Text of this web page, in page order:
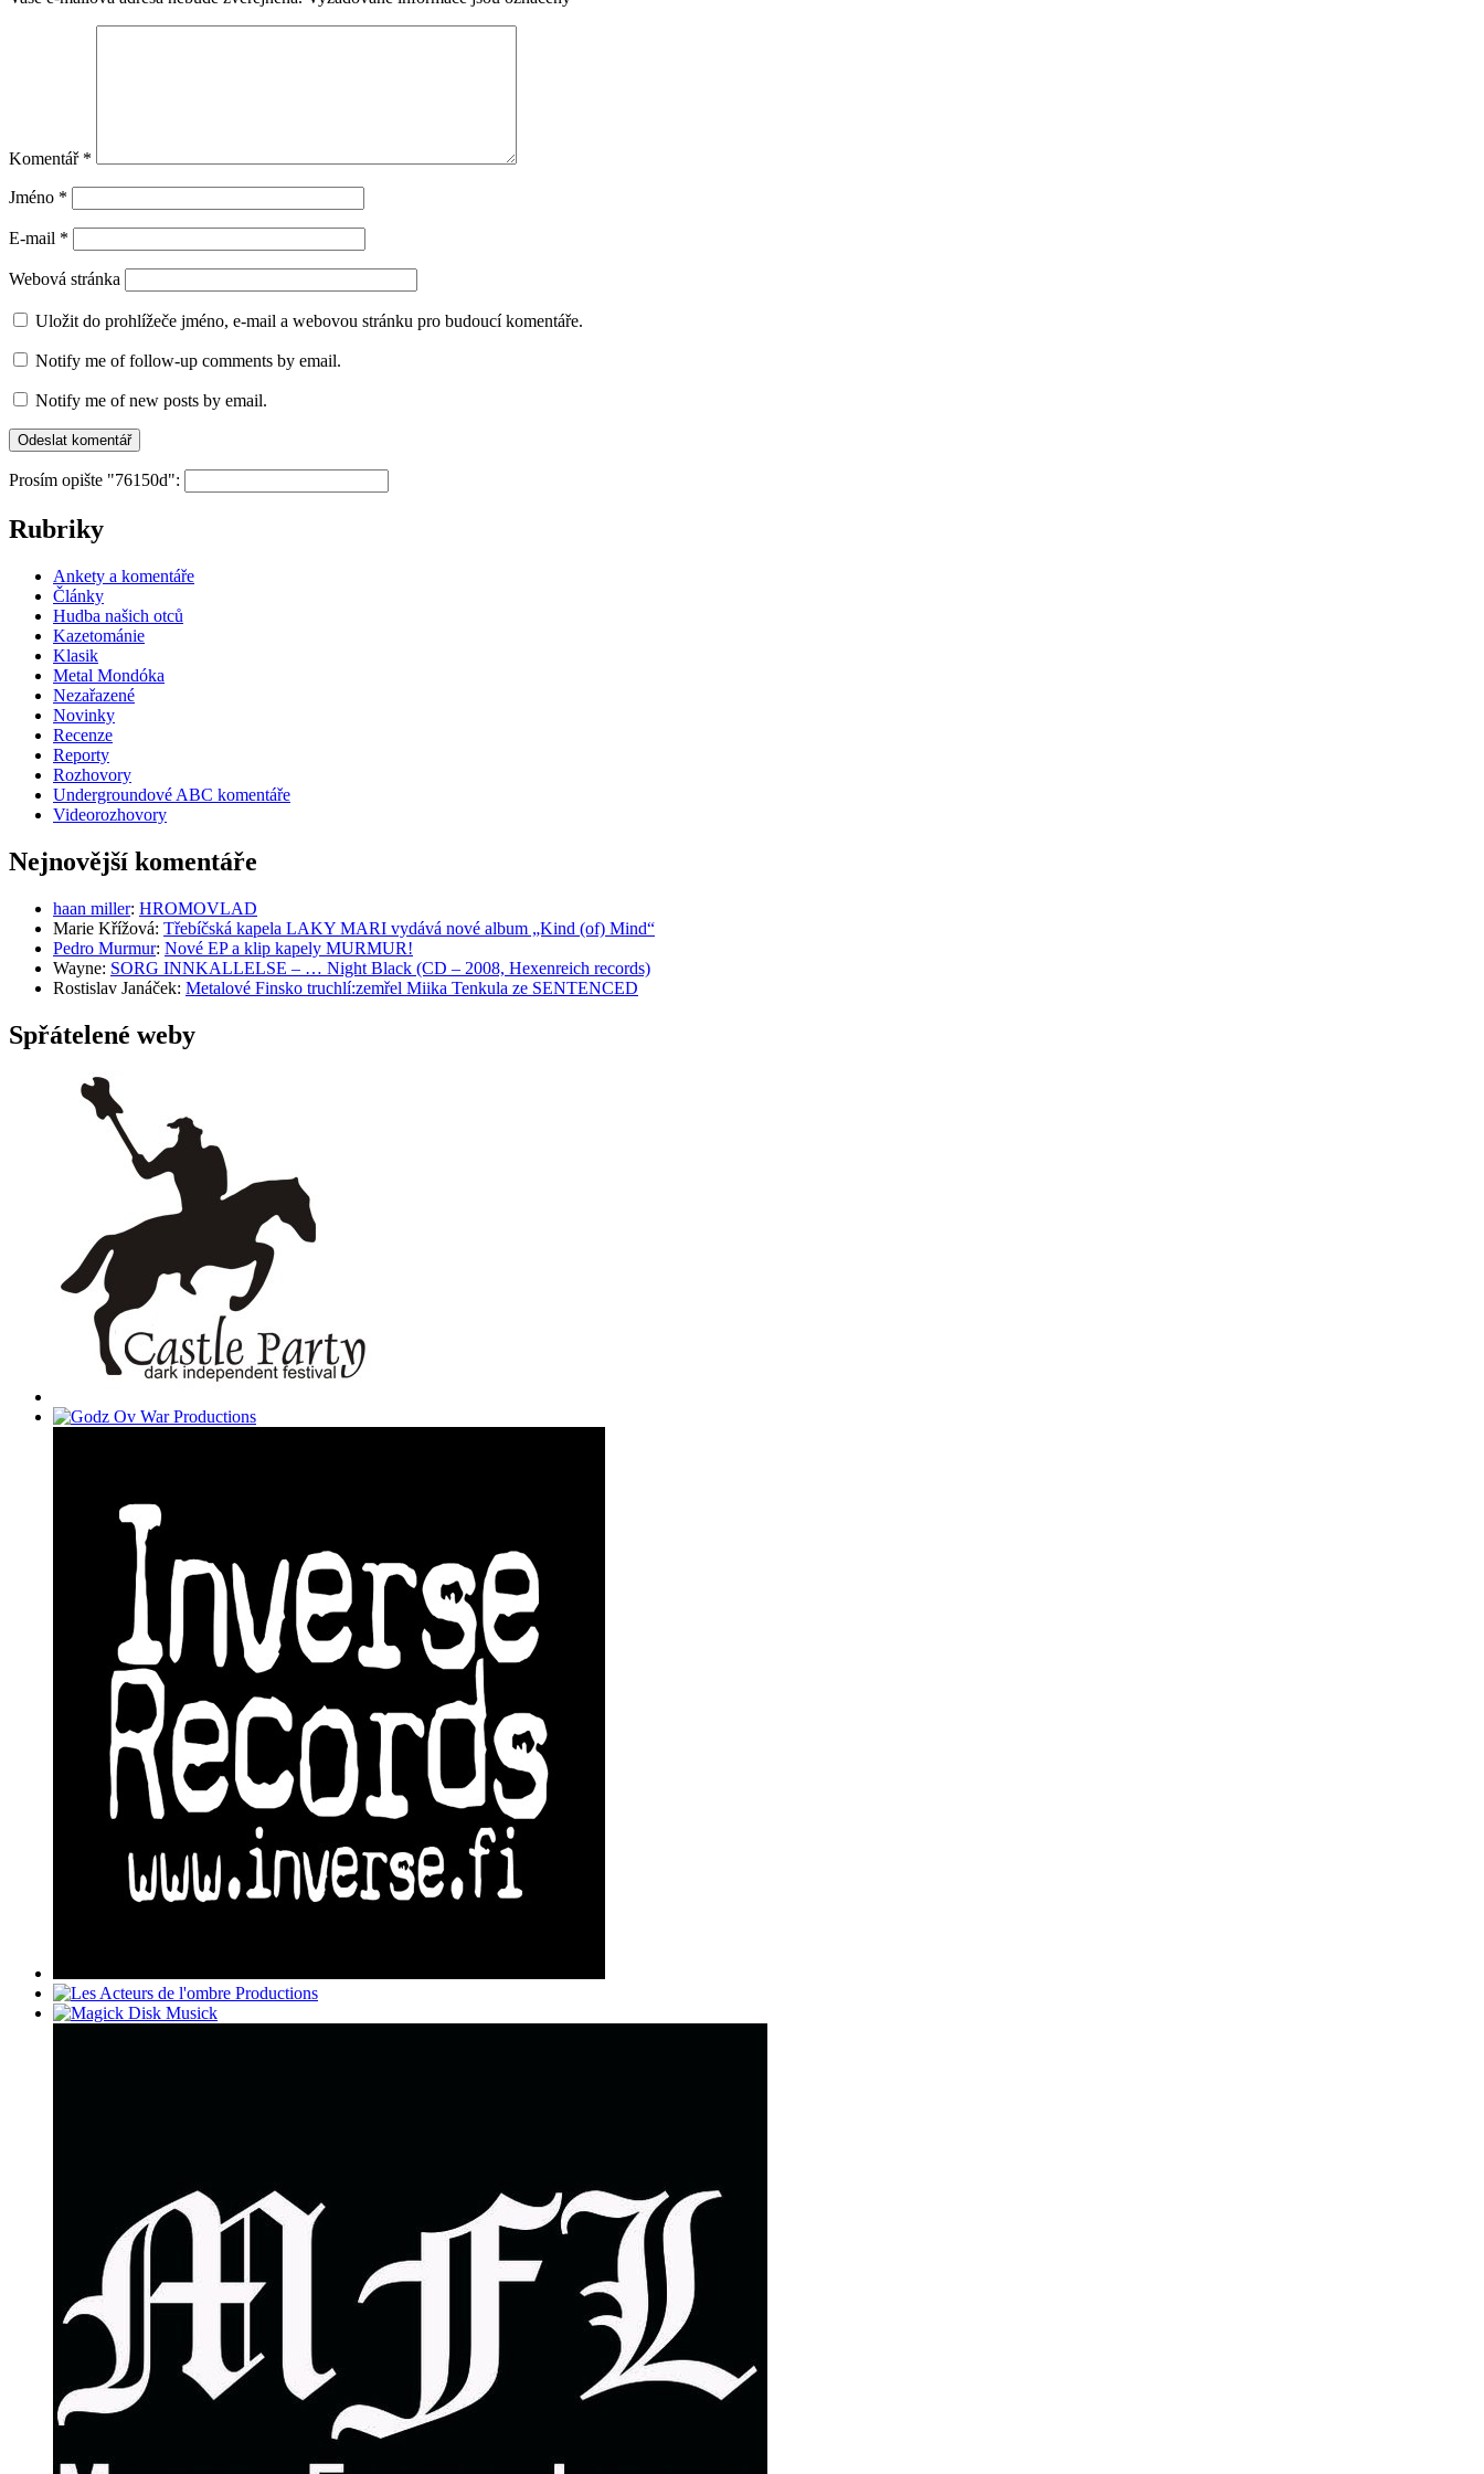
Komentář *
Jméno *
E-mail *
Webová stránka
Uložit do prohlížeče jméno, e-mail a webovou stránku pro budoucí komentáře.
Notify me of follow-up comments by email.
Notify me of new posts by email.
Prosím opište "76150d":
Rubriky
Ankety a komentáře
Články
Hudba našich otců
Kazetománie
Klasik
Metal Mondóka
Nezařazené
Novinky
Recenze
Reporty
Rozhovory
Undergroundové ABC komentáře
Videorozhovory
Nejnovější komentáře
haan miller: HROMOVLAD
Marie Křížová: Třebíčská kapela LAKY MARI vydává nové album „Kind (of) Mind“
Pedro Murmur: Nové EP a klip kapely MURMUR!
Wayne: SORG INNKALLELSE – … Night Black (CD – 2008, Hexenreich records)
Rostislav Janáček: Metalové Finsko truchlí:zemřel Miika Tenkula ze SENTENCED
Spřátelené weby